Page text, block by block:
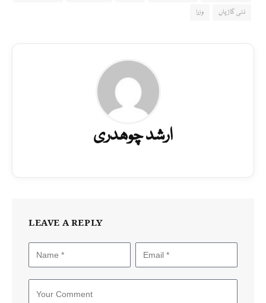
نئی گاڑیاں
وزرا
ارشد چوھدری
LEAVE A REPLY